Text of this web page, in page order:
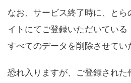
なお、サービス終了時に、とら
イトにてご登録いただいている
すべてのデータを削除させてい
恐れ入りますが、ご登録された